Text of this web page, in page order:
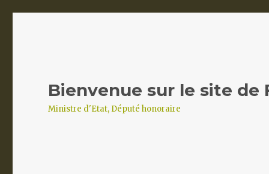
Bienvenue sur le site de
Ministre d'Etat, Député honoraire